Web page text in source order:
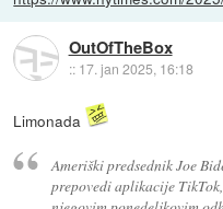
OutOfTheBox
:: 17. jan 2025, 16:18
Limonada
Ameriški predsednik Joe
prepovedi aplikacije